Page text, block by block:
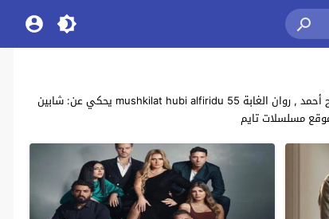
مشاهدة وتحميل جميع حلقات مسلسل الدراما والرومنسي المصريي “55 مشكلة حب الفريدو” بطولة: إلهام شاهين , أحمد فهمي , ندا موسي , أمير شاهين , فتوح أحمد , روان الغابة 55 mushkilat hubi alfiridu يحكي عن: شابين